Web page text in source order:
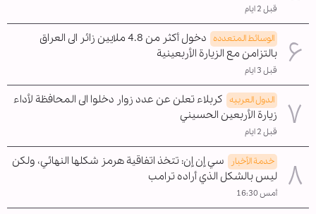
قبل 2 ايام
الوسائط المتعدده
دخول أكثر من 4.8 ملايين زائر الى العراق
بالتزامن مع الزيارة الأربعينية
قبل 3 ايام
الدول العربیه كربلاء تعلن عن عدد زوار دخلوا الى المحافظة لأداء
زيارة الأربعين الحسيني
قبل 2 ايام
خدمة الأخبار
سي إن إن: تتخذ اتفاقية هرمز شكلها النهائي، ولكن
ليس بالشكل الذي أراده ترامب
أمس 16:30